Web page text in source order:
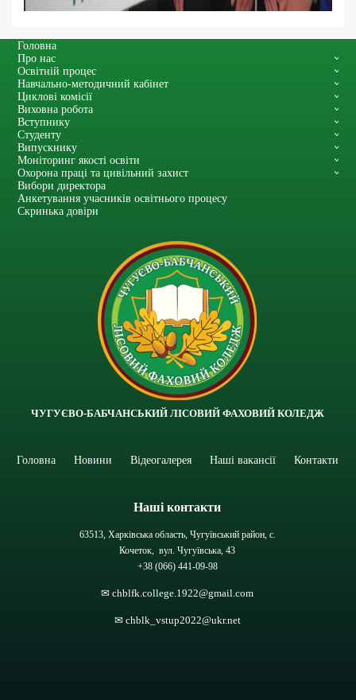
Головна
Про нас
Освітній процес
Навчально-методичний кабінет
Циклові комісії
Виховна робота
Вступнику
Студенту
Випускнику
Моніторинг якості освіти
Охорона праці та цивільний захист
Вибори директора
Анкетування учасників освітнього процесу
Скринька довіри
ЧУГУЄВО-БАБЧАНСЬКИЙ ЛІСОВИЙ ФАХОВИЙ КОЛЕДЖ
Головна Новини Відеогалерея Наші вакансії Контакти
Наші контакти
63513, Харківська область, Чугуївський район, с.
Кочеток, вул. Чугуївська, 43
+38 (066) 441-09-98
✉ chblfk.college.1922@gmail.com
✉ chblk_vstup2022@ukr.net